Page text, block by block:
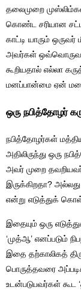
தலைமுறை
கொண்ட சரியான
காட்டி யாரும் ஒருவர்
அவர்கள்
கூறியதால் எல்லா
மனப்பான்மை ஏன்
ஒரு நபித்தோழர்
நபித்தோழர்கள்
அதிலிருந்து ஒரு
அவர் முறை
இருக்கிறதா?
என்று எடுத்துக்
இதையும் ஒரு
‘முத்ஆ’ எனப்படும்
இதை தற்காலிகத்
பொருத்தவரை
உடன்படுபவர்கள் கூட